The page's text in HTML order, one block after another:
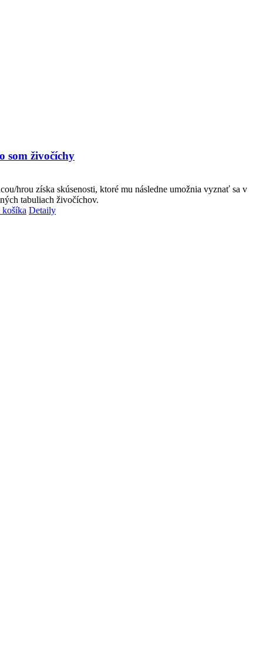
som živočíchy
hrou získa skúsenosti, ktoré mu následne umožnia vyznať sa v
tabuliach živočíchov.
Detaily